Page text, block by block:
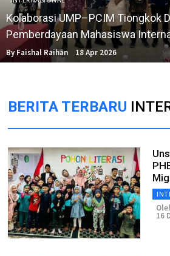
Kolaborasi UMP–PCIM Tiongkok
Pemberdayaan Mahasiswa
By Faishal Raihan 18 Apr 2026
BERITA TERBARU
16